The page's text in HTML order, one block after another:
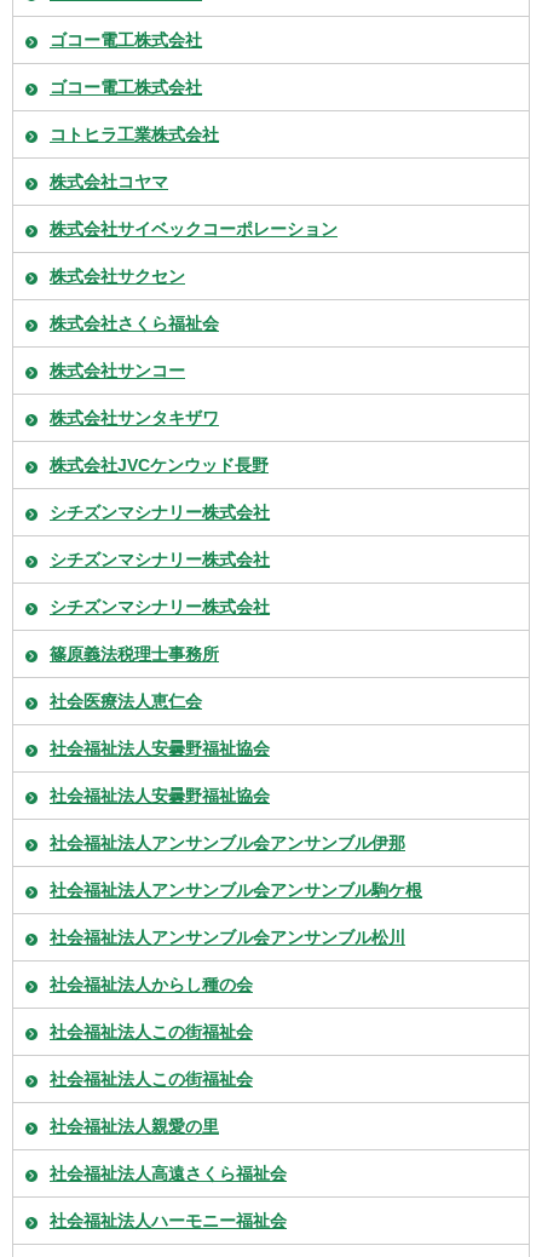
ゴコー電工株式会社
ゴコー電工株式会社
コトヒラ工業株式会社
株式会社コヤマ
株式会社サイベックコーポレーション
株式会社サクセン
株式会社さくら福祉会
株式会社サンコー
株式会社サンタキザワ
株式会社JVCケンウッド長野
シチズンマシナリー株式会社
シチズンマシナリー株式会社
シチズンマシナリー株式会社
篠原義法税理士事務所
社会医療法人恵仁会
社会福祉法人安曇野福祉協会
社会福祉法人安曇野福祉協会
社会福祉法人アンサンブル会アンサンブル伊那
社会福祉法人アンサンブル会アンサンブル駒ケ根
社会福祉法人アンサンブル会アンサンブル松川
社会福祉法人からし種の会
社会福祉法人この街福祉会
社会福祉法人この街福祉会
社会福祉法人親愛の里
社会福祉法人高遠さくら福祉会
社会福祉法人ハーモニー福祉会